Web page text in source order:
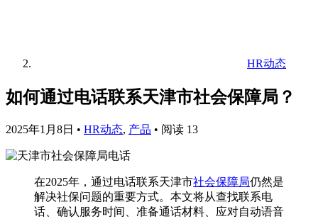
HR动态
如何通过电话联系天津市社会保障局？
2025年1月8日 • HR动态, 产品 • 阅读 13
在2025年，通过电话联系天津市社会保障局仍然是
解决社保问题的重要方式。本文将从查找联系电
话、确认服务时间、准备通话材料、应对自动语音